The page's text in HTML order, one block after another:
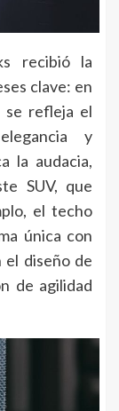
recibió la
clave: en
se refleja el
y
la audacia,
SUV, que
el techo
única con
el diseño de
de agilidad